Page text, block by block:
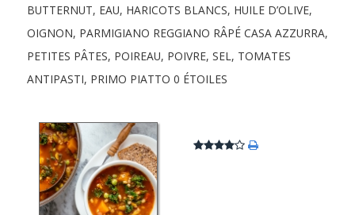
BUTTERNUT, EAU, HARICOTS BLANCS, HUILE D’OLIVE,
OIGNON, PARMIGIANO REGGIANO RÂPÉ CASA AZZURRA,
PETITES PÂTES, POIREAU, POIVRE, SEL, TOMATES
ANTIPASTI, PRIMO PIATTO 0 ÉTOILES